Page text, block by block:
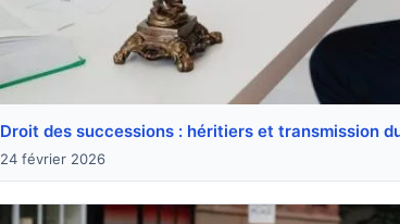
Droit des successions : héritiers et transmission
24 février 2026